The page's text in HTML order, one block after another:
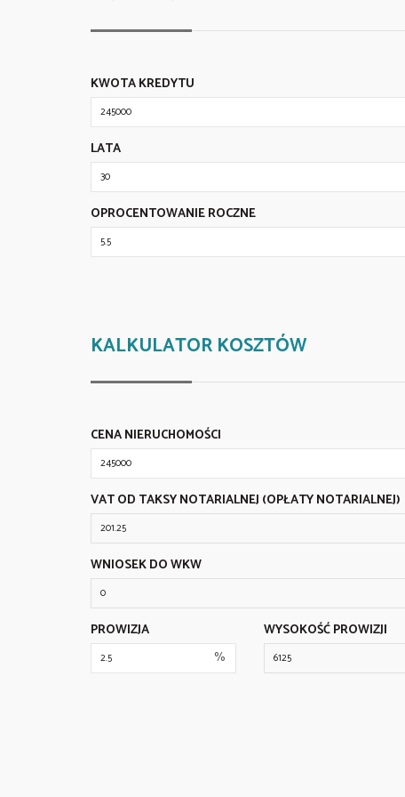
KWOTA KREDYTU
LATA
OPROCENTOWANIE ROCZNE
KALKULATOR KOSZTÓW
CENA NIERUCHOMOŚCI
VAT OD TAKSY NOTARIALNEJ (OPŁATY NOTARIALNEJ)
WNIOSEK DO WKW
PROWIZJA
%
WYSOKOŚĆ PROWIZJI